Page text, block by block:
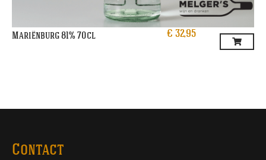
Mariënburg 81% 70cl € 32,95
Contact